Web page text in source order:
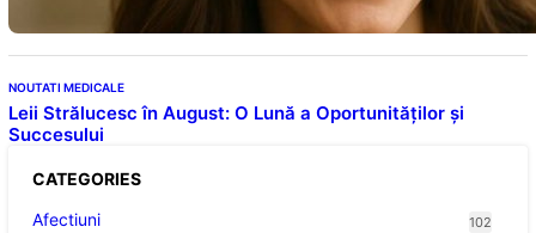
NOUTATI MEDICALE
Leii Strălucesc în August: O Lună a Oportunităților și
Succesului
CATEGORIES
Afectiuni
102